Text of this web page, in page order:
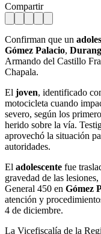
Compartir
Confirman que un
Gómez Palacio,
Armando del Castillo
Chapala.
El joven, identificado
motocicleta cuando
severo, según los
herido sobre la vía.
aprovechó la situación
autoridades.
El adolescente fue
gravedad de las
General 450 en Gómez
atención y
4 de diciembre.
La Vicefiscalía de la